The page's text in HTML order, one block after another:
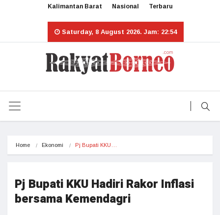
Kalimantan Barat Nasional Terbaru
Saturday, 8 August 2026. Jam: 22:54
Home Ekonomi Pj Bupati KKU…
Pj Bupati KKU Hadiri Rakor Inflasi
bersama Kemendagri